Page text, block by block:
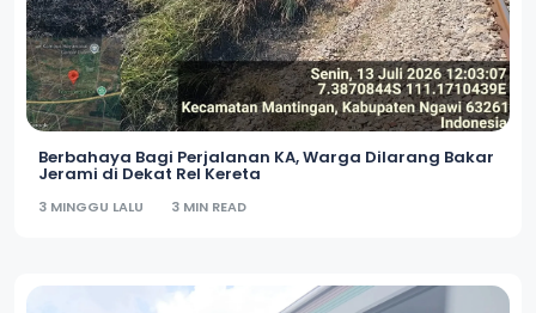
Berbahaya Bagi Perjalanan KA, Warga Dilarang Bakar
Jerami di Dekat Rel Kereta
3 MINGGU LALU 3 MIN READ